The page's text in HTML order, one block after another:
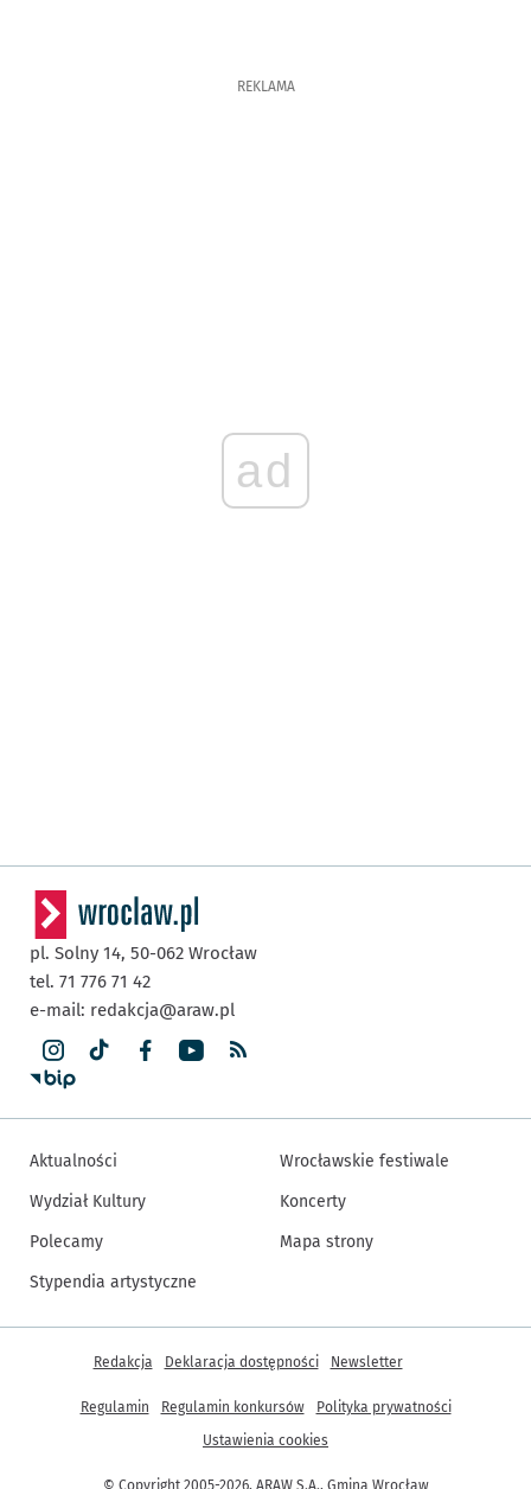
REKLAMA
ad
pl. Solny 14, 50-062 Wrocław
tel. 71 776 71 42
e-mail: redakcja@araw.pl
Aktualności
Wydział Kultury
Polecamy
Stypendia artystyczne
Wrocławskie festiwale
Koncerty
Mapa strony
© Copyright 2005-2026, ARAW S.A., Gmina Wrocław
Inne informacje
Redakcja Deklaracja dostępności Newsletter
Regulamin Regulamin konkursów
Polityka prywatności
Ustawienia cookies